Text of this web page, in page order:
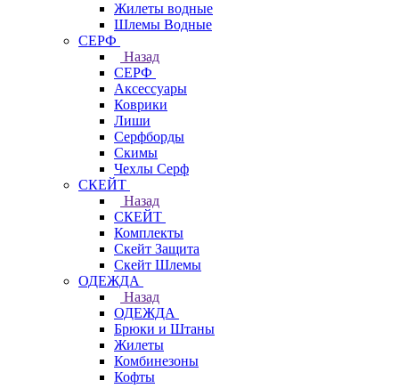
Жилеты водные
Шлемы Водные
СЕРФ
Назад
СЕРФ
Аксессуары
Коврики
Лиши
Серфборды
Скимы
Чехлы Cерф
СКЕЙТ
Назад
СКЕЙТ
Комплекты
Скейт Защита
Скейт Шлемы
ОДЕЖДА
Назад
ОДЕЖДА
Брюки и Штаны
Жилеты
Комбинезоны
Кофты